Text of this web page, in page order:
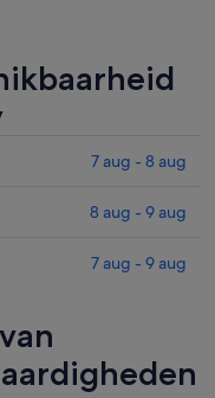
7 aug - 8 aug
8 aug - 9 aug
7 aug - 9 aug